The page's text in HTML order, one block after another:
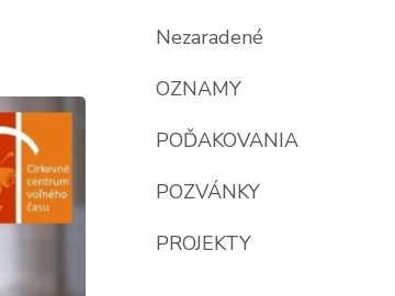
Nezaradené
OZNAMY
POĎAKOVANIA
POZVÁNKY
PROJEKTY